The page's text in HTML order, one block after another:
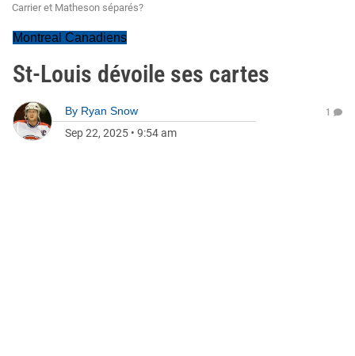
Carrier et Matheson séparés?
Montreal Canadiens
St-Louis dévoile ses cartes
By Ryan Snow
Sep 22, 2025 • 9:54 am
1